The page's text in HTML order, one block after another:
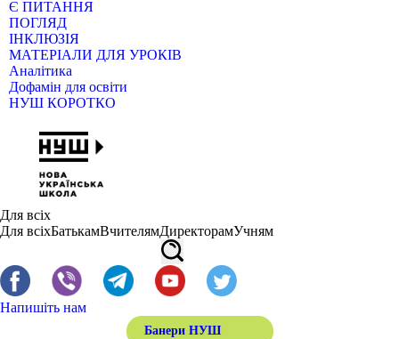
Є ПИТАННЯ
ПОГЛЯД
ІНКЛЮЗІЯ
МАТЕРІАЛИ ДЛЯ УРОКІВ
Аналітика
Дофамін для освіти
НУШ КОРОТКО
Для всіх
Для всіхБатькамВчителямДиректорамУчням
Напишіть нам
Банери НУШ